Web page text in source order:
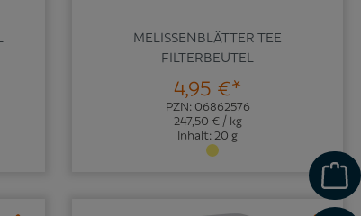
MELISSENBLÄTTER TEE
FILTERBEUTEL
4,95 €*
PZN: 06862576
247,50 € / kg
Inhalt: 20 g